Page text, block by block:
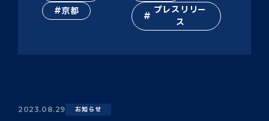
京都
プレスリリー
ス
2023.08.29 お知らせ